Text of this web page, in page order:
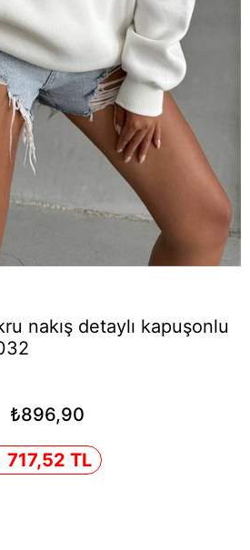
nakış detaylı kapuşonlu
₺896,90
717,52 TL